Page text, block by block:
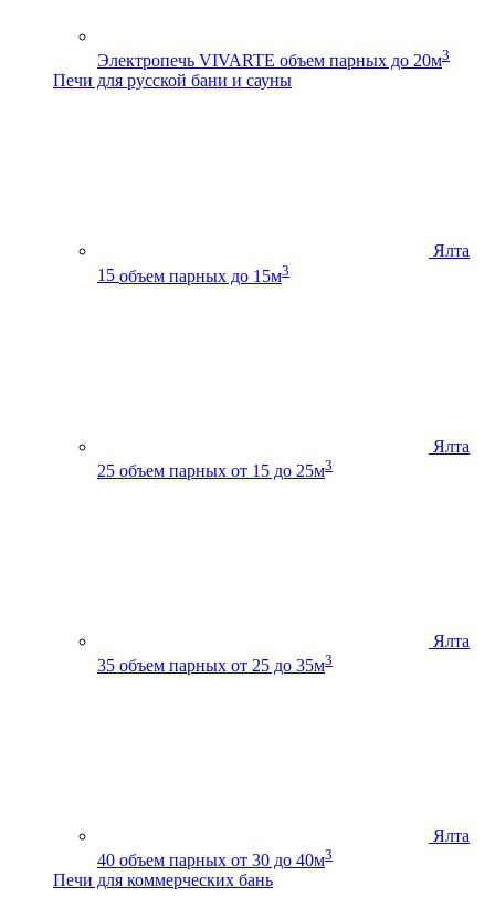
Электропечь VIVARTE объем парных до 20м3
Печи для русской бани и сауны
Ялта
15 объем парных до 15м3
Ялта
25 объем парных от 15 до 25м3
Ялта
35 объем парных от 25 до 35м3
Ялта
40 объем парных от 30 до 40м3
Печи для коммерческих бань